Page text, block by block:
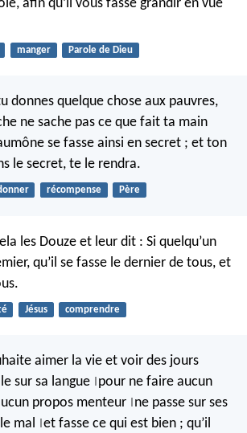
afin qu’il vous fasse grandir en vue
manger Parole de Dieu
donnes quelque chose aux pauvres,
ne sache pas ce que fait ta main
se fasse ainsi en secret ; et ton
le secret, te le rendra.
récompense Père
les Douze et leur dit : Si quelqu’un
qu’il se fasse le dernier de tous, et
Jésus comprendre
aimer la vie et voir des jours
sur sa langue pour ne faire aucun
propos menteur ne passe sur ses
mal et fasse ce qui est bien ; qu’il